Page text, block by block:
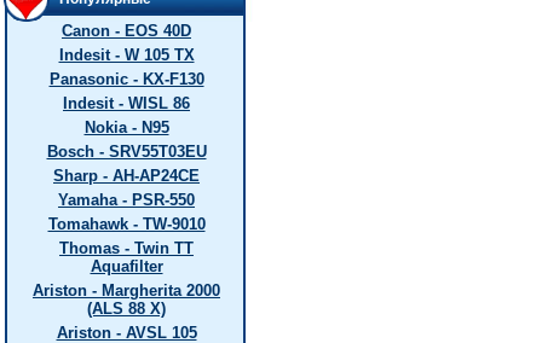
Canon - EOS 40D
Indesit - W 105 TX
Panasonic - KX-F130
Indesit - WISL 86
Nokia - N95
Bosch - SRV55T03EU
Sharp - AH-AP24CE
Yamaha - PSR-550
Tomahawk - TW-9010
Thomas - Twin TT
Aquafilter
Ariston - Margherita 2000
(ALS 88 X)
Ariston - AVSL 105